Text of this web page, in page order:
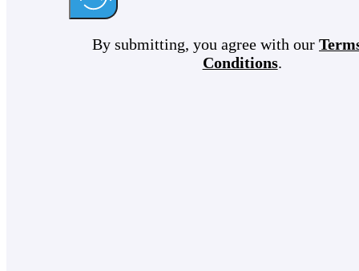
By submitting, you agree with our
Conditions.